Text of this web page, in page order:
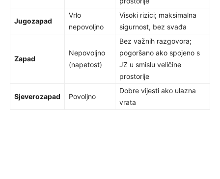
Jugozapad
Vrlo
nepovoljno
Visoki rizici; maksimalna
sigurnost, bez svađa
Zapad
Nepovoljno
(napetost)
Bez važnih razgovora;
pogoršano ako spojeno s
JZ u smislu veličine
prostorije
Sjeverozapad Povoljno
Dobre vijesti ako ulazna
vrata